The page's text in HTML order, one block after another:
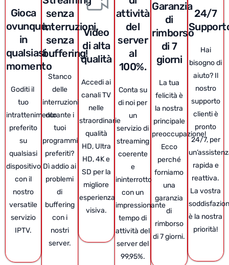
Gioca
ovunque,
in
qualsiasi
momento
Goditi il ​​
tuo
intrattenimento
preferito
su
qualsiasi
dispositivo
con il
nostro
versatile
servizio
IPTV.
senza
interruzioni,
senza
buffering!
Stanco
delle
interruzioni
durante i
tuoi
programmi
preferiti?
Dì addio ai
problemi
di
buffering
con i
nostri
server.
Video
di alta
qualità
Accedi ai
canali TV
nelle
straordinarie
qualità
HD, Ultra
HD, 4K e
SD per la
migliore
esperienza
visiva.
attività
del
server
al
100%.
Conta su
di noi per
un
servizio di
streaming
coerente
e
ininterrotto
con un
impressionante
tempo di
attività del
server del
99,95%.
Garanzia
di
rimborso
di 7
giorni
La tua
felicità è
la nostra
principale
preoccupazione!
Ecco
perché
forniamo
una
garanzia
di
rimborso
di 7 giorni.
24/7
Hai
bisogno di
aiuto? Il
nostro
supporto
clienti è
pronto
24/7, per
rapida e
reattiva.
La vostra
è la nostra
priorità!